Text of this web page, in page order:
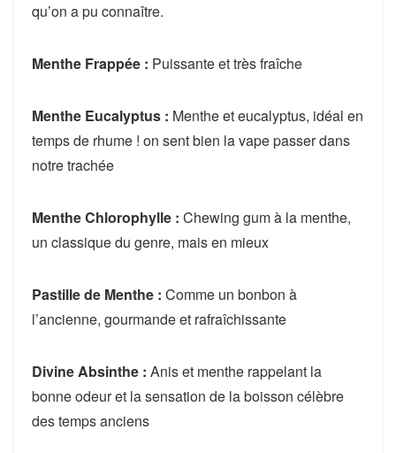
qu’on a pu connaître.
Menthe Frappée : Puissante et très fraîche
Menthe Eucalyptus : Menthe et eucalyptus, idéal en
temps de rhume ! on sent bien la vape passer dans
notre trachée
Menthe Chlorophylle : Chewing gum à la menthe,
un classique du genre, mais en mieux
Pastille de Menthe : Comme un bonbon à
l’ancienne, gourmande et rafraîchissante
Divine Absinthe : Anis et menthe rappelant la
bonne odeur et la sensation de la boisson célèbre
des temps anciens